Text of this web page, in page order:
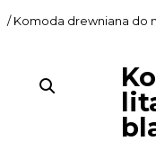
/ Komoda drewniana do